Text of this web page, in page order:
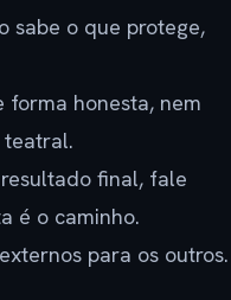
sabe o que protege,
forma honesta, nem
teatral.
final, fale
é o caminho.
para os outros.